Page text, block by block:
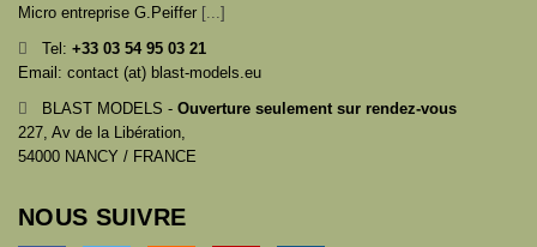
Micro entreprise G.Peiffer [...]
Tel: +33 03 54 95 03 21
Email: contact (at) blast-models.eu
BLAST MODELS - Ouverture seulement sur rendez-vous
227, Av de la Libération,
54000 NANCY / FRANCE
NOUS SUIVRE